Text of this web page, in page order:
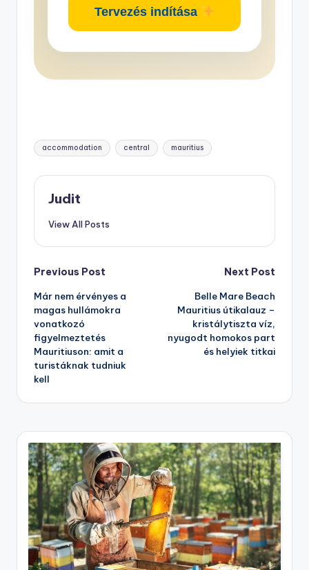
Tervezés indítása
Tags:
accommodation central mauritius
Judit
View All Posts
Post
navigation
Previous Post
Már nem érvényes a
magas hullámokra
vonatkozó
figyelmeztetés
Mauritiuson: amit a
turistáknak tudniuk
kell
Next Post
Belle Mare Beach
Mauritius útikalauz –
kristálytiszta víz,
nyugodt homokos part
és helyiek titkai